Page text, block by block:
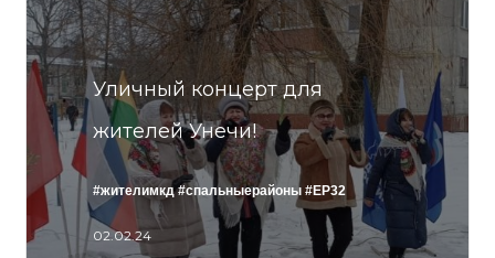
Уличный концерт для
жителей Унечи!
#жителимкд #спальныерайоны #ЕР32
02.02.24